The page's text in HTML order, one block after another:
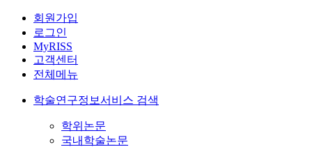
회원가입
로그인
MyRISS
고객센터
전체메뉴
학술연구정보서비스 검색
학위논문
국내학술논문